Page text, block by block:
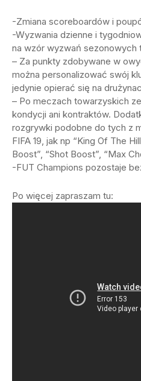
-Zmiana scoreboardów i
-Wyzwania dzienne i
na wzór wyzwań sezonowych
– Za punkty zdobywane w
można personalizować swój
jedynie opierać się na
– Po meczach towarzyskich
kondycji ani kontraktów.
rozgrywki podobne do tych z
FIFA 19, jak np “King Of The
Boost”, “Shot Boost”, “Max
-FUT Champions pozostaje
Po więcej zapraszam tu: